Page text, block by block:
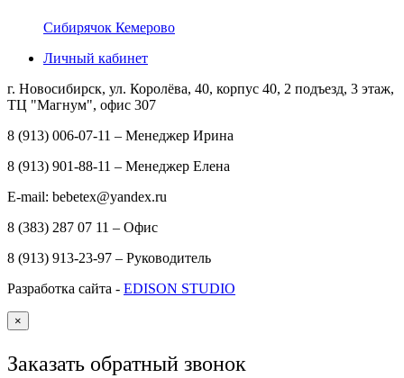
Сибирячок Кемерово
Личный кабинет
г. Новосибирск, ул. Королёва, 40, корпус 40, 2 подъезд, 3 этаж,
ТЦ "Магнум", офис 307
8 (913) 006-07-11 – Менеджер Ирина
8 (913) 901-88-11 – Менеджер Елена
E-mail: bebetex@yandex.ru
8 (383) 287 07 11 – Офис
8 (913) 913-23-97 – Руководитель
Разработка сайта - EDISON STUDIO
×
Заказать обратный звонок